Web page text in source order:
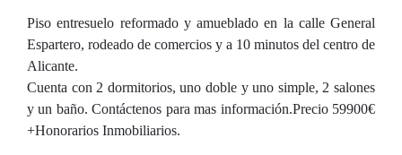
Piso entresuelo reformado y amueblado en la calle General
Espartero, rodeado de comercios y a 10 minutos del centro de
Alicante.
Cuenta con 2 dormitorios, uno doble y uno simple, 2 salones
y un baño. Contáctenos para mas información.Precio 59900€
+Honorarios Inmobiliarios.